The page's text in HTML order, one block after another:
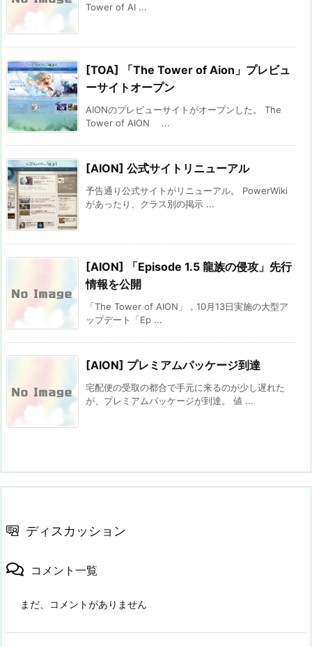
Tower of AI ...
[TOA] 「The Tower of Aion」プレビュ
ーサイトオープン
AIONのプレビューサイトがオープンした。 The
Tower of AION ...
[AION] 公式サイトリニューアル
予告通り公式サイトがリニューアル。 PowerWiki
があったり、クラス別の掲示 ...
[AION] 「Episode 1.5 龍族の侵攻」先行
情報を公開
「The Tower of AION」，10月13日実施の大型ア
ップデート「Ep ...
[AION] プレミアムパッケージ到達
宅配便の受取の都合で手元に来るのが少し遅れた
が、プレミアムパッケージが到達。 値 ...
ディスカッション
コメント一覧
まだ、コメントがありません